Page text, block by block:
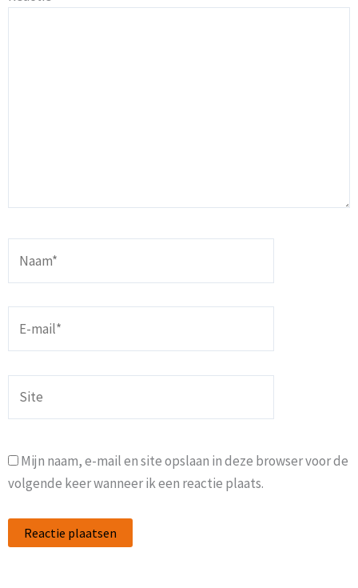
mail*
Mijn naam, e-mail en site opslaan in deze browser voor de
volgende keer wanneer ik een reactie plaats.